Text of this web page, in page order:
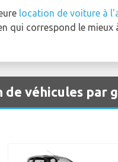
location de voiture à
qui correspond le mieux
de véhicules par